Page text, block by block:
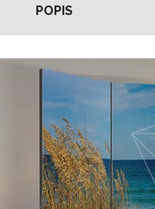
POPIS